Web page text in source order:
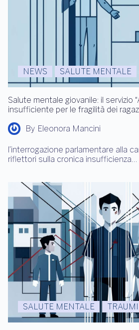
NEWS SALUTE MENTALE
Salute mentale giovanile: il servizio
insufficiente per le fragilità dei
By Eleonora Mancini
l’interrogazione parlamentare alla
riflettori sulla cronica insufficienza…
SALUTE MENTALE TRAUMI